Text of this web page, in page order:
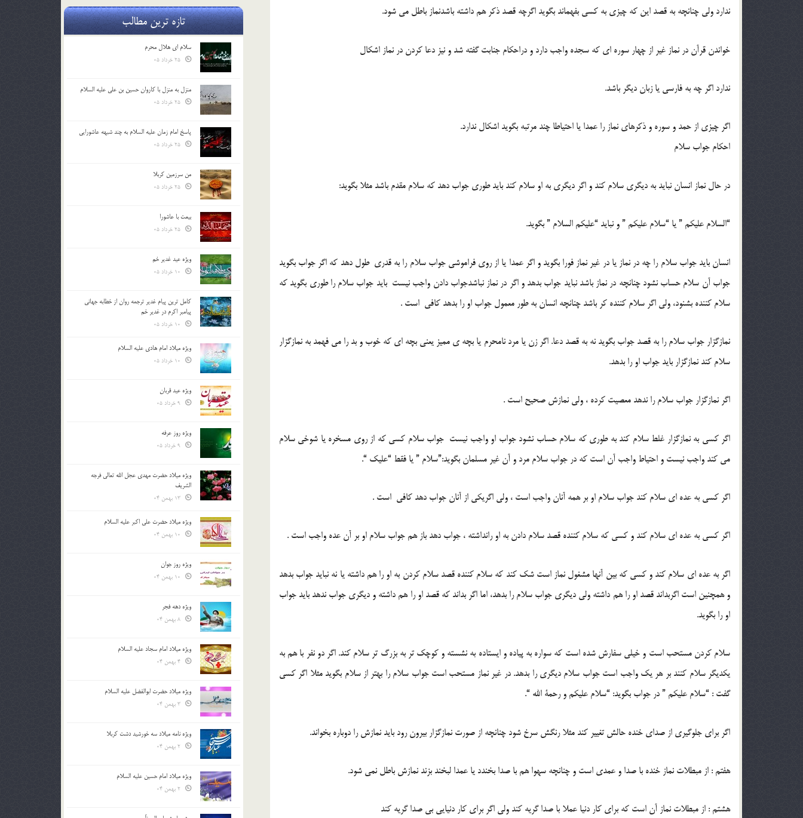
ندارد ولی چنانچه به قصد این که چیزی به کسی بفهماند بگوید اگرچه قصد ذکر هم داشته باشدنماز باطل می شود.
خواندن قرآن در نماز غیر از چهار سوره ای که سجده واجب دارد و دراحکام جنابت گفته شد و نیز دعا کردن در نماز اشکال
ندارد اگر چه به فارسی یا زبان دیگر باشد.
اگر چیزی از حمد و سوره و ذکرهای نماز را عمدا یا احتیاطا چند مرتبه بگوید اشکال ندارد.
احکام جواب سلام
در حال نماز انسان نباید به دیگری سلام کند و اگر دیگری به او سلام کند باید طوری جواب دهد که سلام مقدم باشد مثلا بگوید:
“السلام علیکم ” یا “سلام علیکم ” و نباید “علیکم السلام ” بگوید.
انسان باید جواب سلام را چه در نماز یا در غیر نماز فورا بگوید و اگر عمدا یا از روی فراموشی جواب سلام را به قدری طول دهد که اگر جواب بگوید
جواب آن سلام حساب نشود چنانچه در نماز باشد نباید جواب بدهد و اگر در نماز نباشدجواب دادن واجب نیست باید جواب سلام را طوری بگوید که
سلام کننده بشنود، ولی اگر سلام کننده کر باشد چنانچه انسان به طور معمول جواب او را بدهد کافی است .
نمازگزار جواب سلام را به قصد جواب بگوید نه به قصد دعا. اگر زن یا مرد نامحرم یا بچه ی ممیز یعنی بچه ای که خوب و بد را می فهمد به نمازگزار
سلام کند نمازگزار باید جواب او را بدهد.
اگر نمازگزار جواب سلام را ندهد معصیت کرده ، ولی نمازش صحیح است .
اگر کسی به نمازگزار غلط سلام کند به طوری که سلام حساب نشود جواب او واجب نیست جواب سلام کسی که از روی مسخره یا شوخی سلام
می کند واجب نیست و احتیاط واجب آن است که در جواب سلام مرد و آن غیر مسلمان بگوید:”سلام ” یا فقط “علیک “.
اگر کسی به عده ای سلام کند جواب سلام او بر همه آنان واجب است ، ولی اگریکی از آنان جواب دهد کافی است .
اگر کسی به عده ای سلام کند و کسی که سلام کننده قصد سلام دادن به او رانداشته ، جواب دهد باز هم جواب سلام او بر آن عده واجب است .
اگر به عده ای سلام کند و کسی که بین آنها مشغول نماز است شک کند که سلام کننده قصد سلام کردن به او را هم داشته یا نه نباید جواب بدهد
و همچنین است اگربداند قصد او را هم داشته ولی دیگری جواب سلام را بدهد، اما اگر بداند که قصد او را هم داشته و دیگری جواب ندهد باید جواب
او را بگوید.
سلام کردن مستحب است و خیلی سفارش شده است که سواره به پیاده و ایستاده به نشسته و کوچک تر به بزرگ تر سلام کند. اگر دو نفر با هم به
یکدیگر سلام کنند بر هر یک واجب است جواب سلام دیگری را بدهد. در غیر نماز مستحب است جواب سلام را بهتر از سلام بگوید مثلا اگر کسی
گفت : “سلام علیکم ” در جواب بگوید: “سلام علیکم و رحمة الله “.
اگر برای جلوگیری از صدای خنده حالش تغییر کند مثلا رنگش سرخ شود چنانچه از صورت نمازگزار بیرون رود باید نمازش را دوباره بخواند.
هفتم : از مبطلات نماز خنده با صدا و عمدی است و چنانچه سهوا هم با صدا بخندد یا عمدا لبخند بزند نمازش باطل نمی شود.
هشتم : از مبطلات نماز آن است که برای کار دنیا عملا با صدا گریه کند ولی اگر برای کار دنیایی بی صدا گریه کند
تازه ترین مطالب
سلام ای هلال محرم
منزل به منزل با کاروان حسین بن علی علیه السلام
پاسخ امام زمان علیه السلام به چند شبهه عاشورایی
من سرزمین کربلا
بیعت با عاشورا
ویژه عید غدیر خم
کامل ترین پیام غدیر ترجمه روان از خطابه جهانی
پیامبر اکرم در غدیر خم
ویژه میلاد امام هادی علیه السلام
ویژه عید قربان
ویژه روز عرفه
ویژه میلاد حضرت مهدی عجل الله تعالی فرجه
الشريف
ویژه میلاد حضرت علی اکبر علیه السلام
ویژه روز جوان
ویژه دهه فجر
ویژه میلاد امام سجاد علیه السلام
ویژه میلاد حضرت ابوالفضل علیه السلام
ویژه نامه میلاد سه خورشید دشت کربلا
ویژه میلاد امام حسین علیه السلام